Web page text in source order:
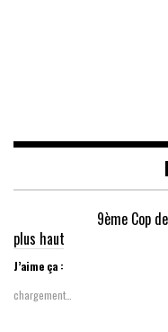
9ème Cop
plus haut
J’aime ça :
chargement…